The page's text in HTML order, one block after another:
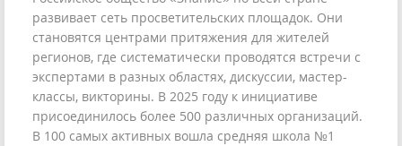
развивает сеть просветительских площадок. Они
становятся центрами притяжения для жителей
регионов, где систематически проводятся встречи с
экспертами в разных областях, дискуссии, мастер-
классы, викторины. В 2025 году к инициативе
присоединилось более 500 различных организаций.
В 100 самых активных вошла средняя школа №1